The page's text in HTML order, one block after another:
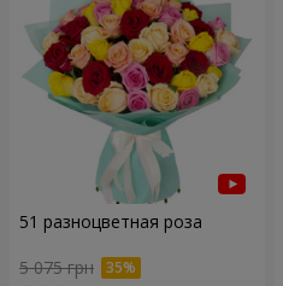
51 разноцветная роза
5 075 грн